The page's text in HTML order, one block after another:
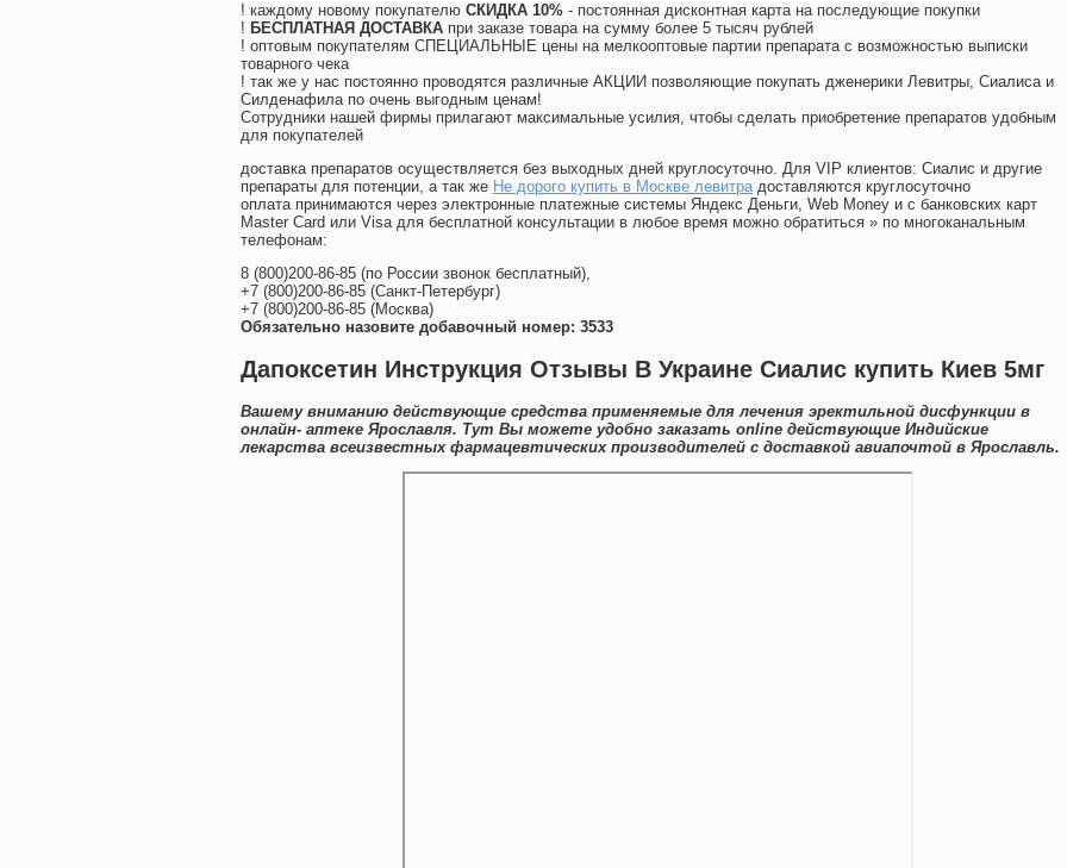
! каждому новому покупателю СКИДКА 10% - постоянная дисконтная карта на последующие покупки
! БЕСПЛАТНАЯ ДОСТАВКА при заказе товара на сумму более 5 тысяч рублей
! оптовым покупателям СПЕЦИАЛЬНЫЕ цены на мелкооптовые партии препарата с возможностью выписки
товарного чека
! так же у нас постоянно проводятся различные АКЦИИ позволяющие покупать дженерики Левитры, Сиалиса и
Силденафила по очень выгодным ценам!
Cотрудники нашей фирмы прилагают максимальные усилия, чтобы сделать приобретение препаратов удобным
для покупателей
доставка препаратов осуществляется без выходных дней круглосуточно. Для VIP клиентов: Сиалис и другие
препараты для потенции, а так же Не дорого купить в Москве левитрадоставляются круглосуточно
оплата принимаются через электронные платежные системы Яндекс Деньги, Web Money и с банковских карт
Master Card или Visa для бесплатной консультации в любое время можно обратиться » по многоканальным
телефонам:
8 (800)200-86-85 (по России звонок бесплатный),
+7 (800)200-86-85 (Санкт-Петербург)
+7 (800)200-86-85 (Москва)
Обязательно назовите добавочный номер: 3533
Дапоксетин Инструкция Отзывы В Украине Сиалис купить Киев 5мг
Вашему вниманию действующие средства применяемые для лечения эректильной дисфункции в
онлайн- аптеке Ярославля. Тут Вы можете удобно заказать online действующие Индийские
лекарства всеизвестных фармацевтических производителей с доставкой авиапочтой в Ярославль.